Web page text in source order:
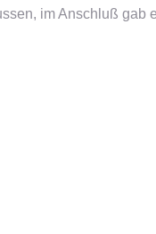
im Anschluß gab